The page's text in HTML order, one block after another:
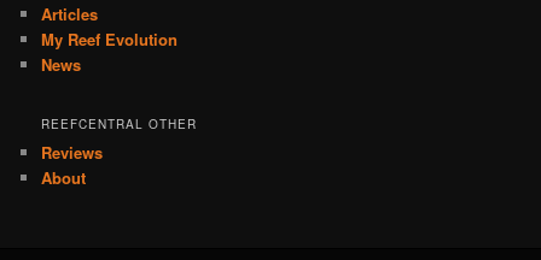
Articles
My Reef Evolution
News
REEFCENTRAL OTHER
Reviews
About